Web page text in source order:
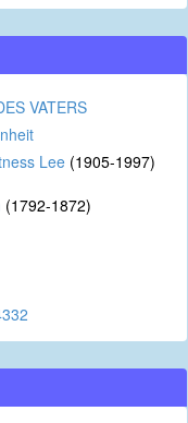
VATERS
Lee (1905-1997)
(1792-1872)